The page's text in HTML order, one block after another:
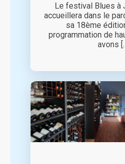
Le festival Blues à
accueillera dans le
sa 18ème
programmation de
avons